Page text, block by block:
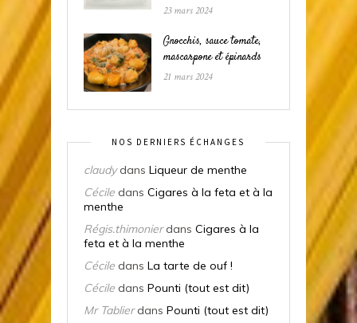
23 mars 2024
Gnocchis, sauce tomate,
mascarpone et épinards
21 mars 2024
NOS DERNIERS ÉCHANGES
claudydans Liqueur de menthe
Cécile dans Cigares à la feta et à la
menthe
Régis.thimonierdans Cigares à la
feta et à la menthe
Cécile dans La tarte de ouf !
Cécile dans Pounti (tout est dit)
Mr Tablierdans Pounti (tout est dit)